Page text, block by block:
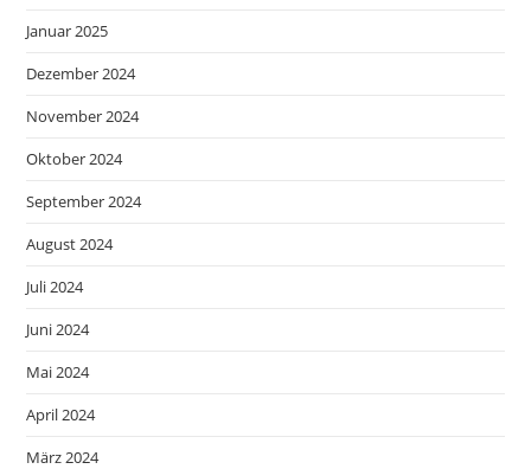
Januar 2025
Dezember 2024
November 2024
Oktober 2024
September 2024
August 2024
Juli 2024
Juni 2024
Mai 2024
April 2024
März 2024